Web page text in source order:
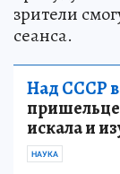
зрители
сеанса.
Над СССР
искала и
НАУКА